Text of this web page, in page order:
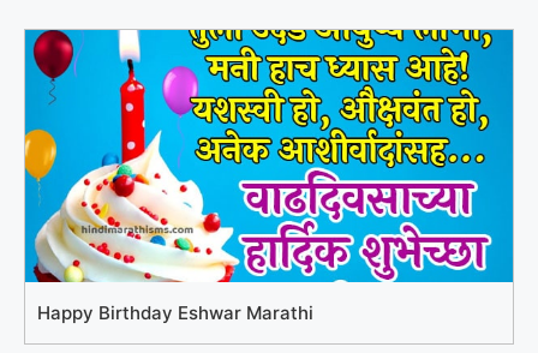
Happy Birthday Eshwar Marathi